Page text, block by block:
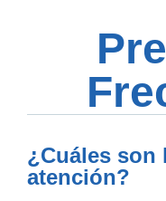
¿Cuáles son
atención?